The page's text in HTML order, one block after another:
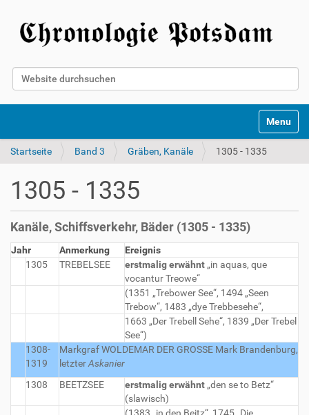
Website durchsuchen
Toggle
Startseite Band 3 Gräben, Kanäle 1305 - 1335
1305 - 1335
Kanäle, Schiffsverkehr, Bäder (1305 - 1335)
Jahr Anmerkung
Ereignis
1305
TREBELSEE erstmalig erwähnt „in aquas, que
vocantur Treowe“
(1351 „Trebower See“, 1494 „Seen
Trebow“, 1483 „dye Trebbesehe“,
1663 „Der Trebell Sehe“, 1839 „Der Trebel
See“)
1308-
1319
Markgraf WOLDEMAR DER GROSSE Mark Brandenburg,
letzterAskanier
1308
BEETZSEE erstmalig erwähnt „den se to Betz“
(slawisch)